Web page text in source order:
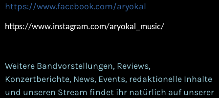
https://www.facebook.com/aryokal
https://www.instagram.com/aryokal_music/
Weitere Bandvorstellungen, Reviews,
Konzertberichte, News, Events, redaktionelle Inhalte
und unseren Stream findet ihr natürlich auf unserer